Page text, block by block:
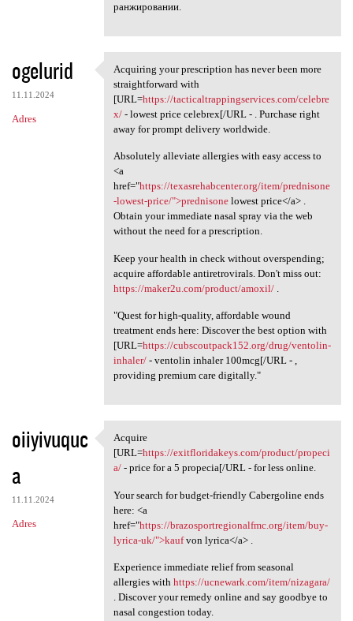
ранжировании.
ogelurid
11.11.2024
Adres
Acquiring your prescription
Acquiring your prescription has never been more
straightforward with
[URL=https://tacticaltrappingservices.com/celebre
x/- lowest price celebrex[/URL - . Purchase right
away for prompt delivery worldwide.
Absolutely alleviate allergies with easy access to
<a
href="https://texasrehabcenter.org/item/prednisone
-lowest-price/">prednisonelowest price</a> .
Obtain your immediate nasal spray via the web
without the need for a prescription.
Keep your health in check without overspending;
acquire affordable antiretrovirals. Don't miss out:
https://maker2u.com/product/amoxil/.
"Quest for high-quality, affordable wound
treatment ends here: Discover the best option with
[URL=https://cubscoutpack152.org/drug/ventolin-
inhaler/- ventolin inhaler 100mcg[/URL - ,
providing premium care digitally."
oiiyivuquc
a
11.11.2024
Adres
Acquire [URL=https:/
Acquire
[URL=https://exitfloridakeys.com/product/propeci
a/- price for a 5 propecia[/URL - for less online.
Your search for budget-friendly Cabergoline ends
here: <a
href="https://brazosportregionalfmc.org/item/buy-
lyrica-uk/">kaufvon lyrica</a> .
Experience immediate relief from seasonal
allergies with https://ucnewark.com/item/nizagara/
. Discover your remedy online and say goodbye to
nasal congestion today.